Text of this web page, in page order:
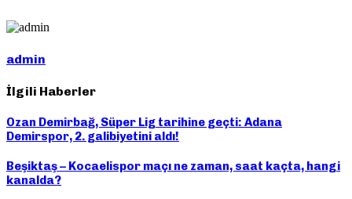
admin
İlgili Haberler
Ozan Demirbağ, Süper Lig tarihine geçti: Adana
Demirspor, 2. galibiyetini aldı!
Beşiktaş – Kocaelispor maçı ne zaman, saat kaçta, hangi
kanalda?